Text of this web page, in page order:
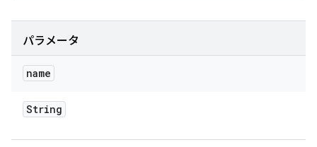
パラメータ
name
String